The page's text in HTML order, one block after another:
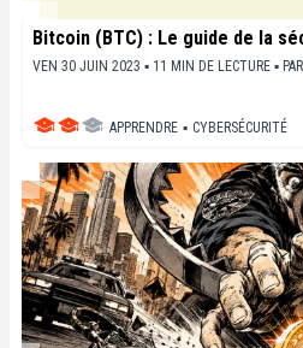
Bitcoin (BTC) : Le guide de la
VEN 30 JUIN 2023 ▪ 11 MIN DE LECTURE ▪ PAR
APPRENDRE ▪ CYBERSÉCURITÉ